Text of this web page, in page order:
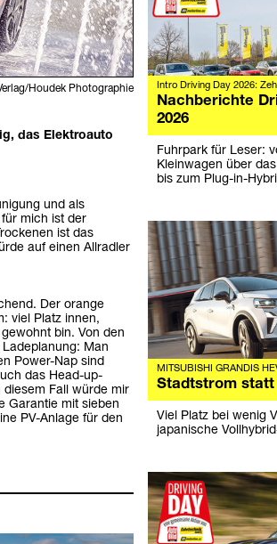
Houdek Photographie
das Elektroauto
und als
mich ist der
ist das
auf einen Allradler
Der orange
viel Platz innen,
bin. Von den
Man
Power-Nap sind
das Head-up-
diesem Fall würde mir
Garantie mit sieben
PV-Anlage für den
Intro Driving Day 2026:
Nachberichte
2026
Fuhrpark für Leser:
Kleinwagen über
bis zum Plug-in-
MITSUBISHI GRANDIS
Stadtstrom statt
Viel Platz bei wenig
japanische